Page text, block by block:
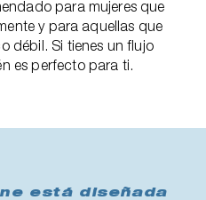
para mujeres que
y para aquellas que
débil. Si tienes un flujo
es perfecto para ti.
está diseñada